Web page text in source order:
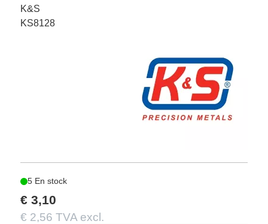
K&S
KS8128
5 En stock
€ 3,10
€ 2,56 TVA excl.